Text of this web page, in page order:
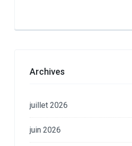
Archives
juillet 2026
juin 2026